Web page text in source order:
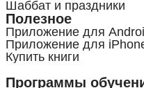
Шаббат и праздники
Полезное
Приложение для
Приложение для
Купить книги
Программы